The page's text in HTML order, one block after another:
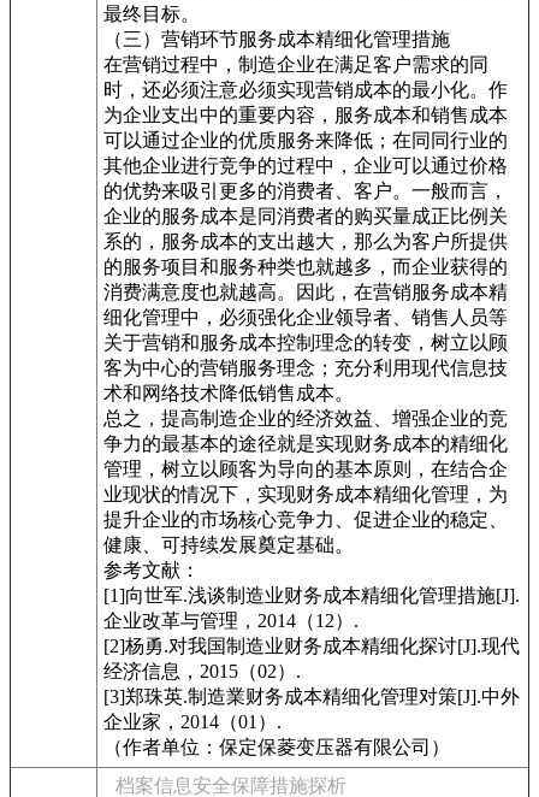
最终目标。
（三）营销环节服务成本精细化管理措施
在营销过程中，制造企业在满足客户需求的同
时，还必须注意必须实现营销成本的最小化。作
为企业支出中的重要内容，服务成本和销售成本
可以通过企业的优质服务来降低；在同同行业的
其他企业进行竞争的过程中，企业可以通过价格
的优势来吸引更多的消费者、客户。一般而言，
企业的服务成本是同消费者的购买量成正比例关
系的，服务成本的支出越大，那么为客户所提供
的服务项目和服务种类也就越多，而企业获得的
消费满意度也就越高。因此，在营销服务成本精
细化管理中，必须强化企业领导者、销售人员等
关于营销和服务成本控制理念的转变，树立以顾
客为中心的营销服务理念；充分利用现代信息技
术和网络技术降低销售成本。
总之，提高制造企业的经济效益、增强企业的竞
争力的最基本的途径就是实现财务成本的精细化
管理，树立以顾客为导向的基本原则，在结合企
业现状的情况下，实现财务成本精细化管理，为
提升企业的市场核心竞争力、促进企业的稳定、
健康、可持续发展奠定基础。
参考文献：
[1]向世军.浅谈制造业财务成本精细化管理措施[J].
企业改革与管理，2014（12）.
[2]杨勇.对我国制造业财务成本精细化探讨[J].现代
经济信息，2015（02）.
[3]郑珠英.制造業财务成本精细化管理对策[J].中外
企业家，2014（01）.
（作者单位：保定保菱变压器有限公司）
档案信息安全保障措施探析